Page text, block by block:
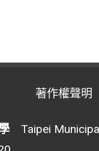
著作權聲明
Taipei